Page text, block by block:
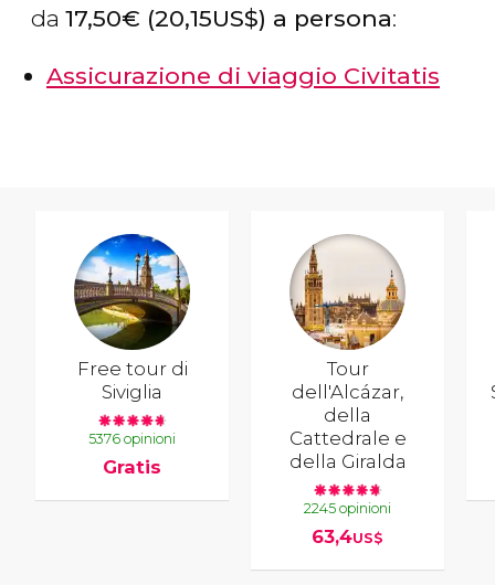
da 17,50€ (20,15US$) a persona:
Assicurazione di viaggio Civitatis
Free tour di
Siviglia
5376 opinioni
Gratis
Tour
dell'Alcázar,
della
Cattedrale e
della Giralda
2245 opinioni
63,4US$